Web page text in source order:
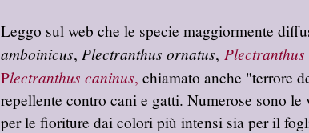
Leggo sul web che le specie maggiormente
amboinicus, Plectranthus ornatus,
Plectranthus caninus, chiamato anche "terrore
repellente contro cani e gatti. Numerose sono le
per le fioriture dai colori più intensi sia per il